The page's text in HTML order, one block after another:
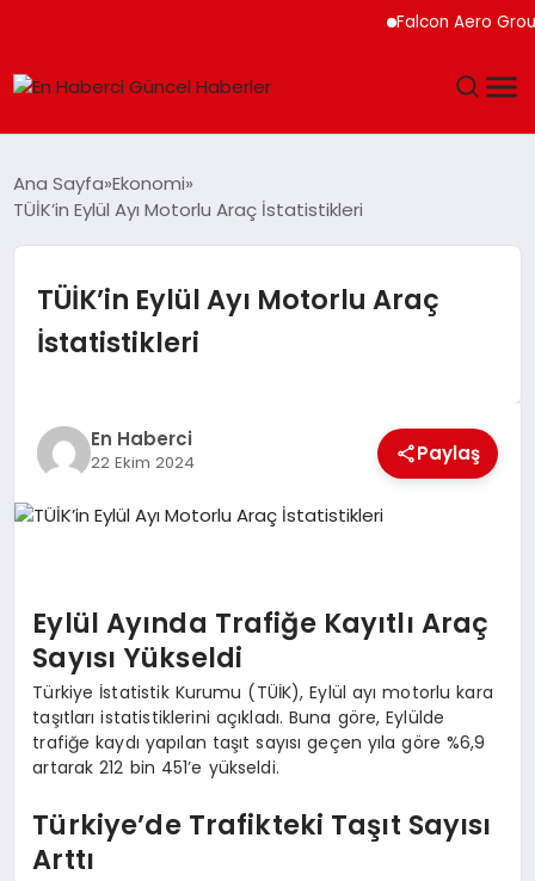
Falcon Aero Group,
SAĞLIK
TEKNOLOJI
DÜNYA
SIYASET
Ana Sayfa Ekonomi
TÜİK’in Eylül Ayı Motorlu Araç İstatistikleri
TÜİK’in Eylül Ayı Motorlu Araç
İstatistikleri
En Haberci
22 Ekim 2024 Paylaş
Eylül Ayında Trafiğe Kayıtlı Araç
Sayısı Yükseldi
Türkiye İstatistik Kurumu (TÜİK), Eylül ayı motorlu kara
taşıtları istatistiklerini açıkladı. Buna göre, Eylülde
trafiğe kaydı yapılan taşıt sayısı geçen yıla göre %6,9
artarak 212 bin 451’e yükseldi.
Türkiye’de Trafikteki Taşıt Sayısı
Arttı